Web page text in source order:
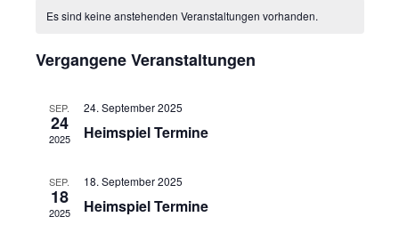
und
von
Veranstaltungen
Es sind keine anstehenden Veranstaltungen vorhanden.
Vergangene Veranstaltungen
SEP.
24
2025
24. September 2025
Heimspiel Termine
SEP.
18
2025
18. September 2025
Heimspiel Termine